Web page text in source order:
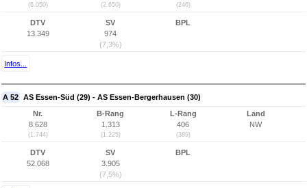
(6.050) (2.650) (246)
DTV
13.349
SV
974
(7,3%)
BPL
Infos...
A 52 AS Essen-Süd (29) - AS Essen-Bergerhausen (30)
Nr.
8.628
(1.744)
B-Rang
1.313
(1.225)
L-Rang
406
(389)
Land
NW
DTV
52.068
SV
3.905
(7,5%)
BPL